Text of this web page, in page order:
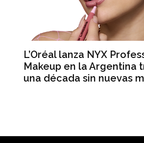
L’Oréal lanza NYX
Makeup en la Argentina
una década sin nuevas